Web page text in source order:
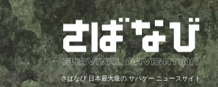
さばなび 日本最大級の サバゲー ニュースサイト